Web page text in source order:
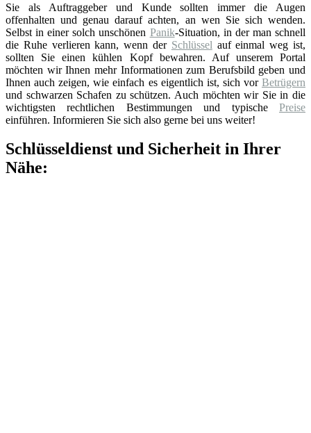
Sie als Auftraggeber und Kunde sollten immer die Augen
offenhalten und genau darauf achten, an wen Sie sich wenden.
Selbst in einer solch unschönen Panik-Situation, in der man schnell
die Ruhe verlieren kann, wenn der Schlüssel auf einmal weg ist,
sollten Sie einen kühlen Kopf bewahren. Auf unserem Portal
möchten wir Ihnen mehr Informationen zum Berufsbild geben und
Ihnen auch zeigen, wie einfach es eigentlich ist, sich vor Betrügern
und schwarzen Schafen zu schützen. Auch möchten wir Sie in die
wichtigsten rechtlichen Bestimmungen und typische Preise
einführen. Informieren Sie sich also gerne bei uns weiter!
Schlüsseldienst und Sicherheit in Ihrer
Nähe: